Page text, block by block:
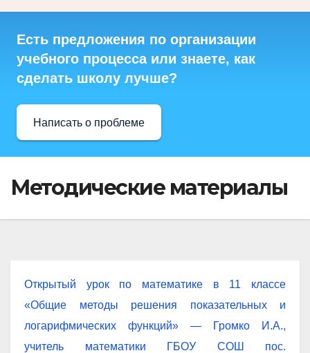
Есть предложения по организации
учебного процесса или знаете, как
сделать школу лучше?
Написать о проблеме
Методические материалы
Открытый урок по математике в 11 классе
«Общие методы решения показательных и
логарифмических функций» — Громко И.А.,
учитель математики ГБОУ СОШ пос.